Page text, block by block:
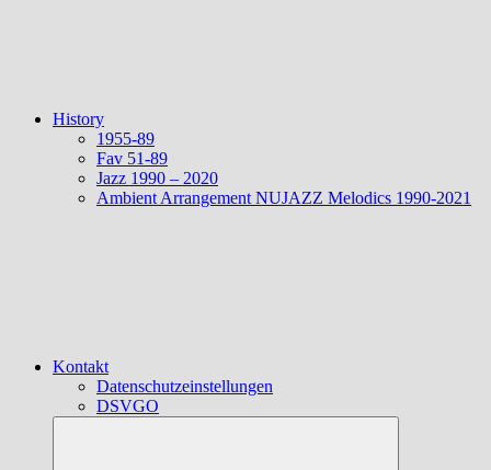
History
1955-89
Fav 51-89
Jazz 1990 – 2020
Ambient Arrangement NUJAZZ Melodics 1990-2021
Kontakt
Datenschutzeinstellungen
DSVGO